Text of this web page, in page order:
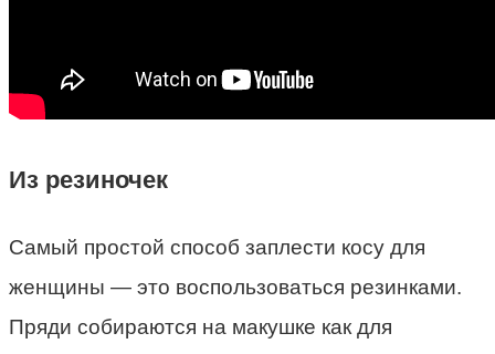
Из резиночек
Самый простой способ заплести косу для
женщины — это воспользоваться резинками.
Пряди собираются на макушке как для